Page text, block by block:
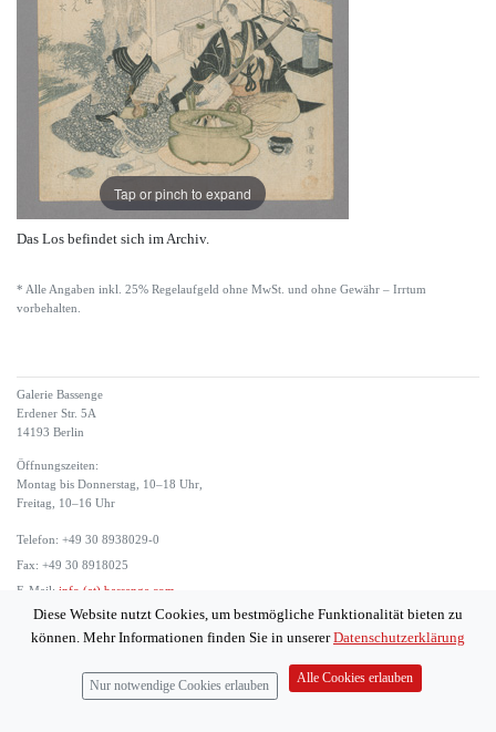
Tap or pinch to expand
Das Los befindet sich im Archiv.
* Alle Angaben inkl. 25% Regelaufgeld ohne MwSt. und ohne Gewähr – Irrtum
vorbehalten.
Galerie Bassenge
Erdener Str. 5A
14193 Berlin
Öffnungszeiten:
Montag bis Donnerstag, 10–18 Uhr,
Freitag, 10–16 Uhr
Telefon: +49 30 8938029-0
Fax: +49 30 8918025
E-Mail: info (at) bassenge.com
Diese Website nutzt Cookies, um bestmögliche Funktionalität bieten zu
können. Mehr Informationen finden Sie in unsererDatenschutzerklärung
Nur notwendige Cookies erlauben
Alle Cookies erlauben